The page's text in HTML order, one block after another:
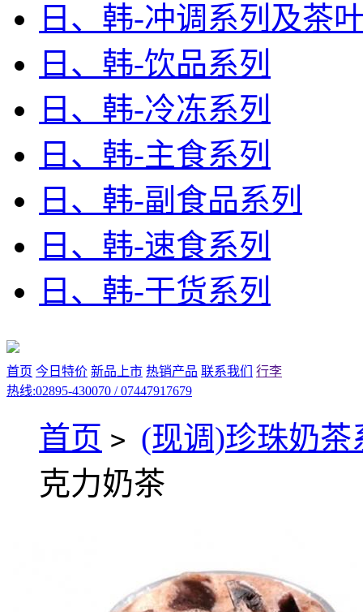
日、韩-冲调系列及茶
日、韩-饮品系列
日、韩-冷冻系列
日、韩-主食系列
日、韩-副食品系列
日、韩-速食系列
日、韩-干货系列
首页 今日特价 新品上市 热销产品 联系我们
行李
热线:02895-430070 / 07447917679
首页 > (现调)珍珠奶茶
克力奶茶